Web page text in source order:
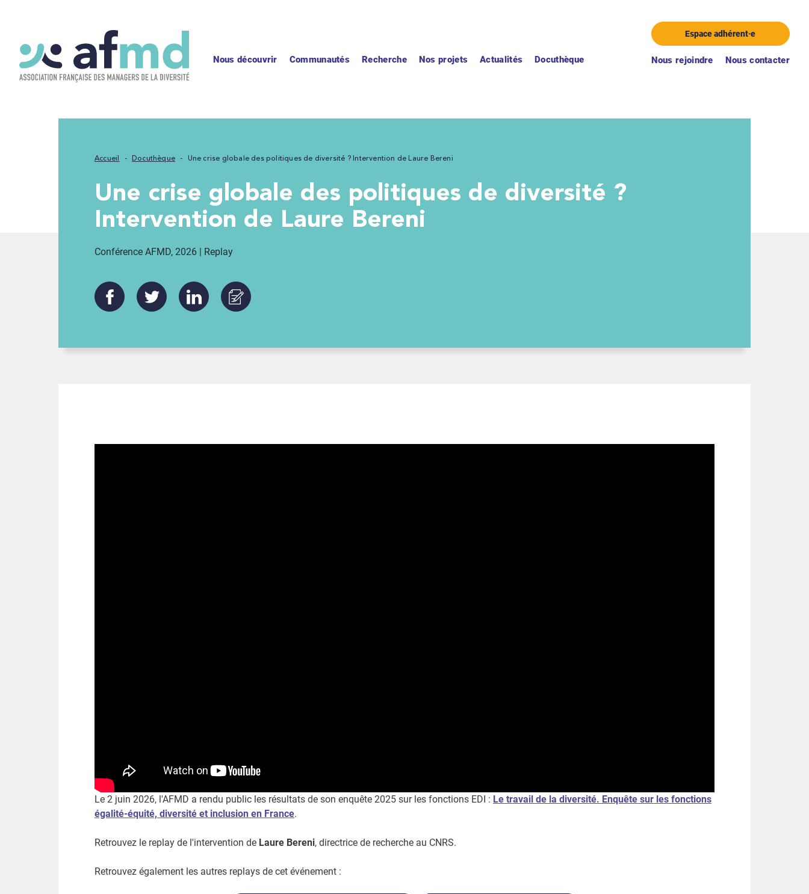
Nous découvrir Communautés Recherche Nos projets Actualités Docuthèque
Espace adhérent·e
Nous rejoindre Nous contacter
Accueil Docuthèque Une crise globale des politiques de diversité ? Intervention de Laure Bereni
Une crise globale des politiques de diversité ?
Intervention de Laure Bereni
Conférence AFMD, 2026 | Replay
Le 2 juin 2026, l'AFMD a rendu public les résultats de son enquête 2025 sur les fonctions EDI : Le travail de la diversité. Enquête sur les fonctions
égalité-équité, diversité et inclusion en France.
Retrouvez le replay de l'intervention de Laure Bereni, directrice de recherche au CNRS.
Retrouvez également les autres replays de cet événement :